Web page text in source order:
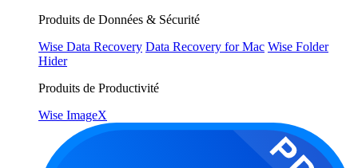
Produits de Données & Sécurité
Wise Data Recovery Data Recovery for Mac Wise Folder
Hider
Produits de Productivité
Wise ImageX